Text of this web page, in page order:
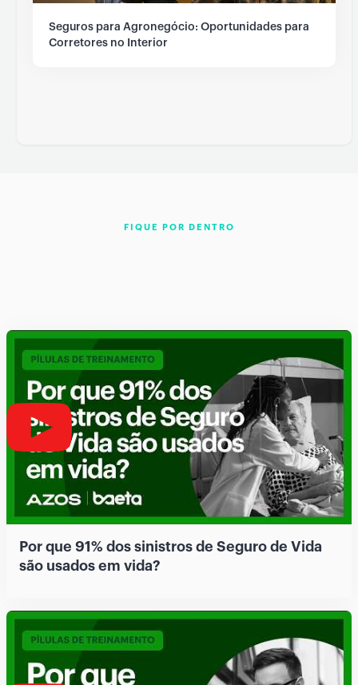
Seguros para Agronegócio: Oportunidades para
Corretores no Interior
FIQUE POR DENTRO
Por que 91% dos sinistros de Seguro de Vida
são usados em vida?